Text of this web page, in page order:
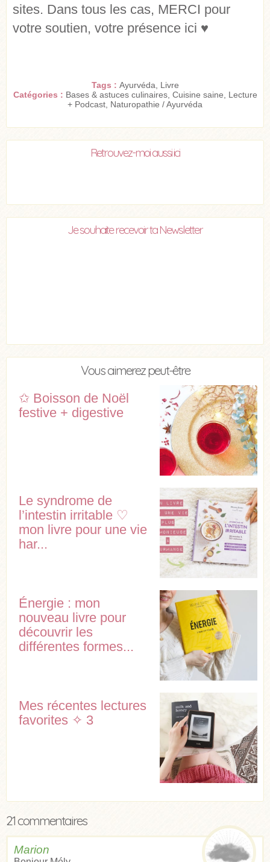
sites. Dans tous les cas, MERCI pour
votre soutien, votre présence ici ♥︎
Tags : Ayurvéda
Livre
Catégories : Bases & astuces culinaires, Cuisine saine
Lecture
+ Podcast Naturopathie / Ayurvéda
Retrouvez-moi aussi ici
Je souhaite recevoir ta Newsletter
Vous aimerez peut-être
✩ Boisson de Noël
festive + digestive
Le syndrome de
l’intestin irritable ♡
mon livre pour une vie
har...
Énergie : mon
nouveau livre pour
découvrir les
différentes formes...
Mes récentes lectures
favorites ✧ 3
21 commentaires
Marion